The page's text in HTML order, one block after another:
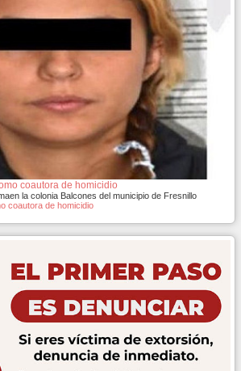
coautora de homicidio
la colonia Balcones del municipio de Fresnillo
coautora de homicidio